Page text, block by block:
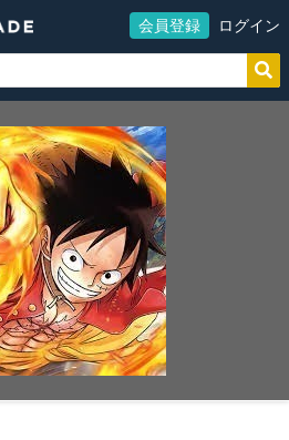
会員登録 ログイン